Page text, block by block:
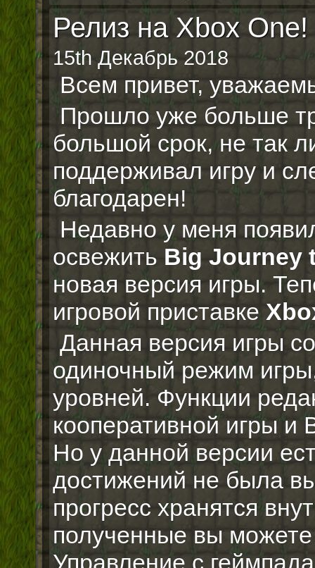
Релиз на Xbox One!
15th Декабрь 2018
Всем привет,
Прошло уже больше
большой срок, не так
поддерживал игру и
благодарен!
Недавно у меня
освежить Big Journey
новая версия игры.
игровой приставке
Данная версия игры
одиночный режим
уровней. Функции
кооперативной игры
Но у данной версии
достижений не была
прогресс хранятся
полученные вы
Управление с